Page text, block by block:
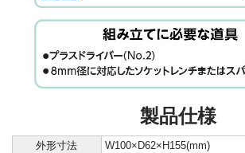
製品仕様
外形寸法 W100×D62×H155(mm)